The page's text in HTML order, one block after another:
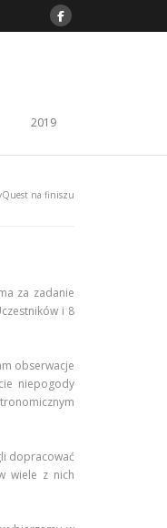
2019
na finiszu
za zadanie
i 8
obserwacje
niepogody
dopracować
wiele z nich